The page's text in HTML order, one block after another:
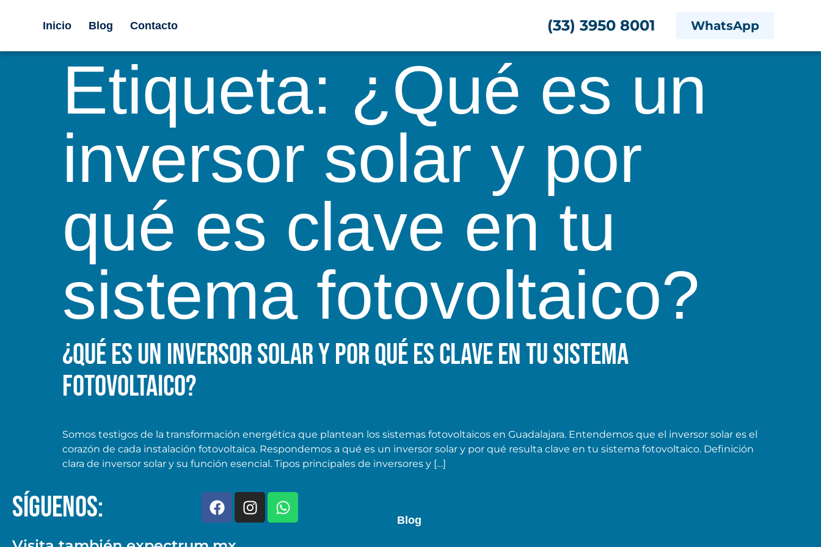
Inicio Blog Contacto (33) 3950 8001 WhatsApp
Etiqueta: ¿Qué es un
inversor solar y por
qué es clave en tu
sistema fotovoltaico?
¿Qué es un inversor solar y por qué es clave en tu sistema
fotovoltaico?
Somos testigos de la transformación energética que plantean los sistemas fotovoltaicos en Guadalajara. Entendemos que el inversor solar es el
corazón de cada instalación fotovoltaica. Respondemos a qué es un inversor solar y por qué resulta clave en tu sistema fotovoltaico. Definición
clara de inversor solar y su función esencial. Tipos principales de inversores y […]
SÍGUENOS: Blog